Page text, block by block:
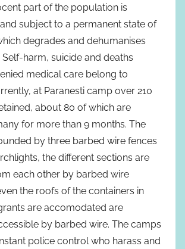
part of the population is
subject to a permanent state of
degrades and dehumanises
Self-harm, suicide and deaths
medical care belong to
at Paranesti camp over 210
about 80 of which are
for more than 9 months. The
by three barbed wire fences
the different sections are
each other by barbed wire
the roofs of the containers in
are accomodated are
by barbed wire. The camps
police control who harass and